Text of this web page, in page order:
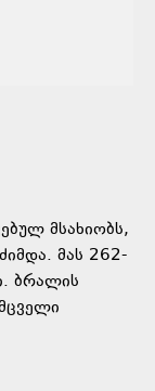
მსახიობს,
მას 262-
ბრალის